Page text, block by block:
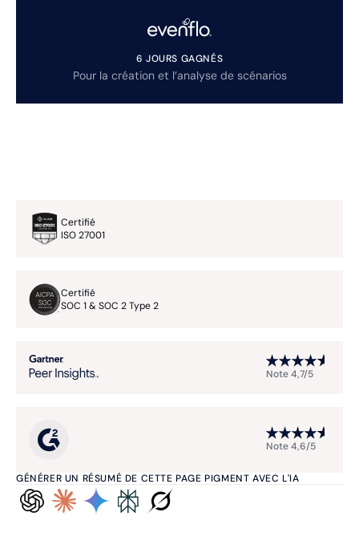
6 JOURS GAGNÉS
Pour la création et l’analyse de scénarios
GÉNÉRER UN RÉSUMÉ DE CETTE PAGE PIGMENT AVEC L'IA
Certifié
ISO 27001
Certifié
SOC 1 & SOC 2 Type 2
Note 4,7/5
Note 4,6/5